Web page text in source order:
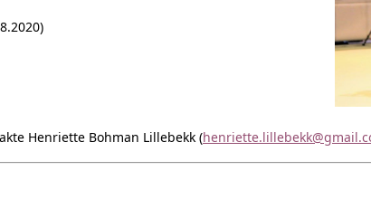
Henriette Bohman Lillebekk (